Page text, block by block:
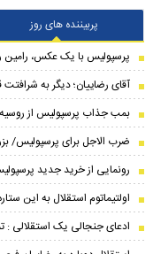
پربیننده های روز
پرسپولیس با یک عکس، رامین
آقای رضاییان؛ دیگر به
بمب جذاب پرسپولیس از
ضرب الاجل برای پرسپولیس/
رونمایی از خرید جدید
اولتیماتوم استقلال به این
ادعای جنجالی یک استقلالی